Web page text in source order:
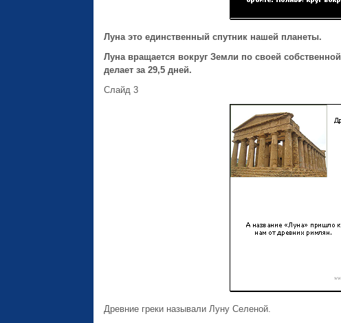
Луна это единственный спутник нашей планеты.
Луна вращается вокруг Земли по своей собственной
делает за 29,5 дней.
Слайд 3
Древние греки называли Луну Селеной.